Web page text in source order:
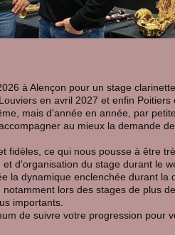
à Alençon pour un stage
en avril 2027 et enfin Poitiers
mais d'année en année, par
au mieux la demande
fidèles, ce qui nous pousse à être
d'organisation du stage durant le
la dynamique enclenchée durant la
lors des stages de plus
importants.
de suivre votre progression pour